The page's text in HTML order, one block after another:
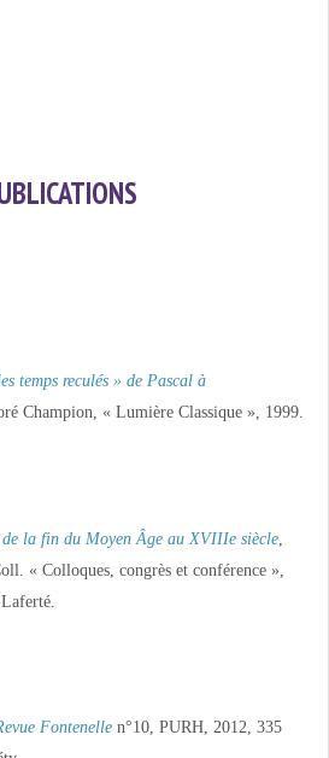
temps reculés » de Pascal à
Champion, « Lumière Classique », 1999.
de la fin du Moyen Âge au XVIIIe siècle,
« Colloques, congrès et conférence »,
Fontenelle n°10, PURH, 2012, 335